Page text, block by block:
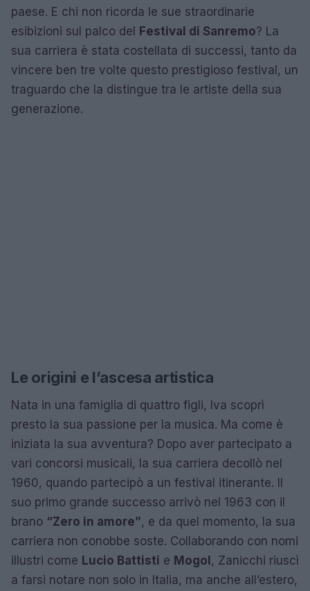
paese. E chi non ricorda le sue straordinarie
esibizioni sul palco del Festival di Sanremo? La
sua carriera è stata costellata di successi, tanto da
vincere ben tre volte questo prestigioso festival, un
traguardo che la distingue tra le artiste della sua
generazione.
Le origini e l’ascesa artistica
Nata in una famiglia di quattro figli, Iva scoprì
presto la sua passione per la musica. Ma come è
iniziata la sua avventura? Dopo aver partecipato a
vari concorsi musicali, la sua carriera decollò nel
1960, quando partecipò a un festival itinerante. Il
suo primo grande successo arrivò nel 1963 con il
brano “Zero in amore”, e da quel momento, la sua
carriera non conobbe soste. Collaborando con nomi
illustri come Lucio Battisti e Mogol, Zanicchi riuscì
a farsi notare non solo in Italia, ma anche all’estero,